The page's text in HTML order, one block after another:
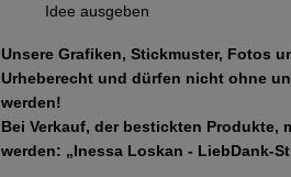
Idee ausgeben
Unsere Grafiken, Stickmuster, Fotos
Urheberecht und dürfen nicht ohne
werden!
Bei Verkauf, der bestickten Produkte,
werden: „Inessa Loskan - LiebDank-